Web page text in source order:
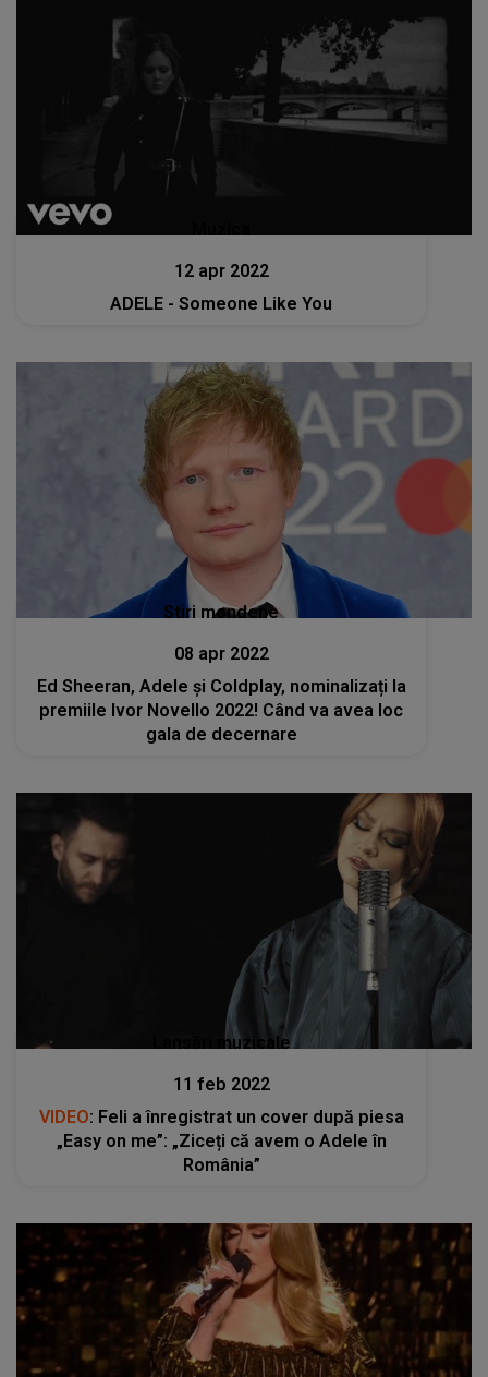
12 apr 2022
ADELE - Someone Like You
Stiri mondene
08 apr 2022
Ed Sheeran, Adele și Coldplay, nominalizați la
premiile Ivor Novello 2022! Când va avea loc
gala de decernare
Lansări muzicale
11 feb 2022
VIDEO: Feli a înregistrat un cover după piesa
„Easy on me”: „Ziceți că avem o Adele în
România”